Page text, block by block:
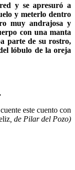
y se apresuró a
y meterlo dentro
muy andrajosa y
con una manta
parte de su rostro,
lóbulo de la oreja
este cuento con
, de Pilar del Pozo)